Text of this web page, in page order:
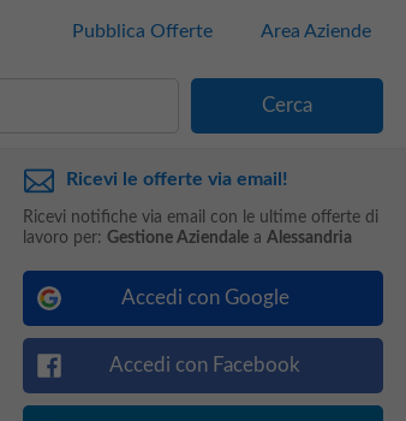
Pubblica Offerte Area Aziende
Ricevi le offerte via email!
Ricevi notifiche via email con le ultime offerte di
lavoro per: Gestione Aziendalea Alessandria
Accedi con Google
Accedi con Facebook